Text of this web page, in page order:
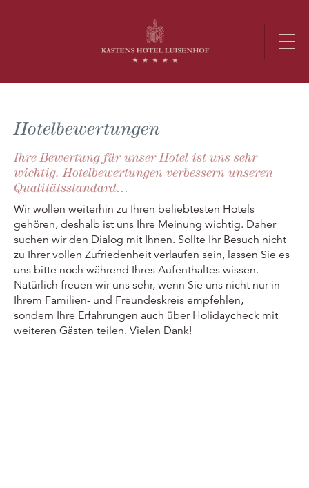
Hotelbewertungen
Ihre Bewertung für unser Hotel ist uns sehr
wichtig. Hotelbewertungen verbessern unseren
Qualitätsstandard…
Wir wollen weiterhin zu Ihren beliebtesten Hotels
gehören, deshalb ist uns Ihre Meinung wichtig. Daher
suchen wir den Dialog mit Ihnen. Sollte Ihr Besuch nicht
zu Ihrer vollen Zufriedenheit verlaufen sein, lassen Sie es
uns bitte noch während Ihres Aufenthaltes wissen.
Natürlich freuen wir uns sehr, wenn Sie uns nicht nur in
Ihrem Familien- und Freundeskreis empfehlen,
sondern Ihre Erfahrungen auch über Holidaycheck mit
weiteren Gästen teilen. Vielen Dank!